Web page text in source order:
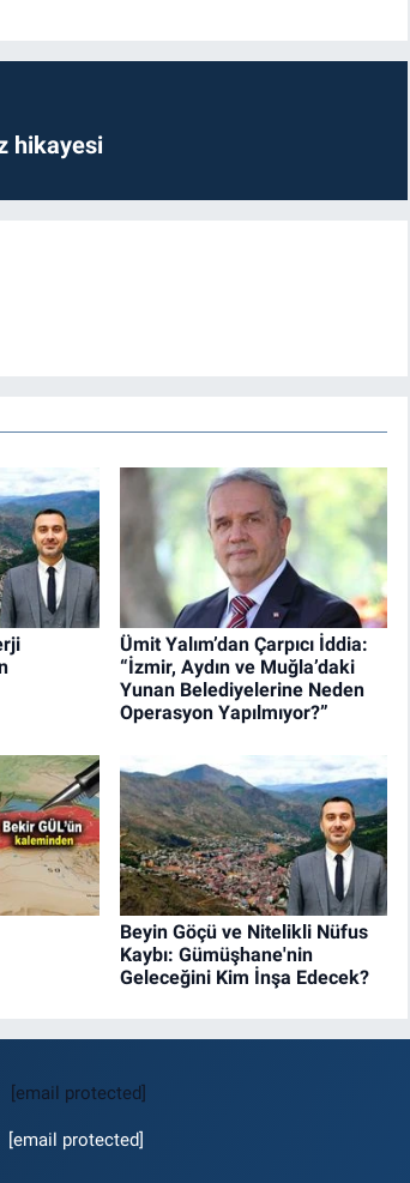
hikayesi
Ümit Yalım’dan Çarpıcı İddia:
“İzmir, Aydın ve Muğla’daki
Yunan Belediyelerine Neden
Operasyon Yapılmıyor?”
Beyin Göçü ve Nitelikli Nüfus
Kaybı: Gümüşhane'nin
Geleceğini Kim İnşa Edecek?
[email protected]
[email protected]